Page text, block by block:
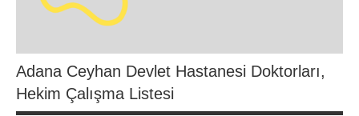
Adana Ceyhan Devlet Hastanesi Doktorları,
Hekim Çalışma Listesi